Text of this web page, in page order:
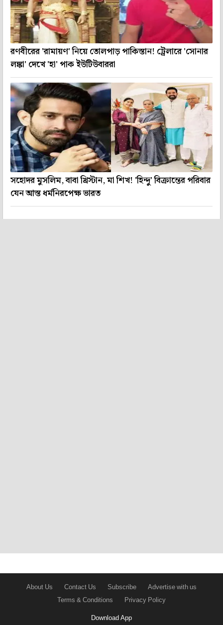
রণবীরের 'রামায়ণ' নিয়ে তোলপাড় পাকিস্তান! ট্রেলারে 'সোনার
লঙ্কা' দেখে 'হা' পাক ইউটিউবাররা
সহোদর মুসলিম, বাবা খ্রিস্টান, মা শিখ! 'হিন্দু' বিক্রান্তের পরিবার
যেন আস্ত ধর্মনিরপেক্ষ ভারত
About Us Contact Us Subscribe
Advertise with us
Terms & Conditions
Privacy Policy
Download App